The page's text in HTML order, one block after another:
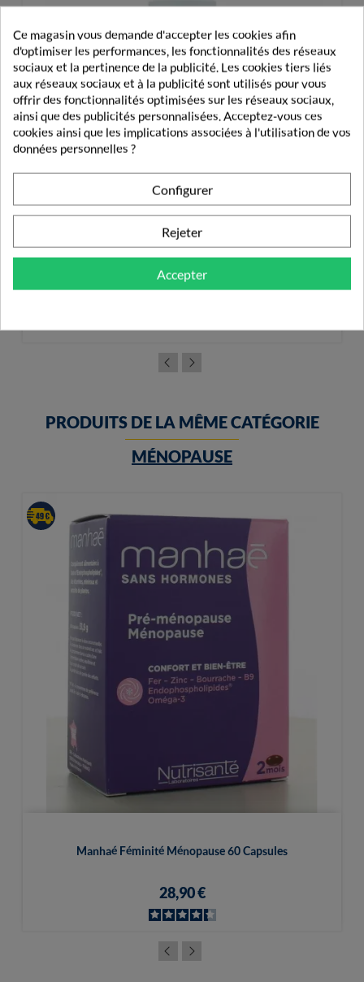
Babyléna BioLiniment À L'Huile D'Olive Bio 1l
PRODUITS DE LA MÊME CATÉGORIE
MÉNOPAUSE
Manhaé Féminité Ménopause 60 Capsules
28,90 €
Ce magasin vous demande d'accepter les cookies afin
d'optimiser les performances, les fonctionnalités des réseaux
sociaux et la pertinence de la publicité. Les cookies tiers liés
aux réseaux sociaux et à la publicité sont utilisés pour vous
offrir des fonctionnalités optimisées sur les réseaux sociaux,
ainsi que des publicités personnalisées. Acceptez-vous ces
cookies ainsi que les implications associées à l'utilisation de vos
données personnelles ?
Configurer
Rejeter
Accepter